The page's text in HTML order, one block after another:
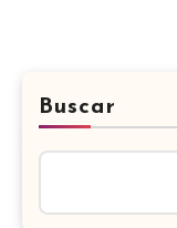
Buscar